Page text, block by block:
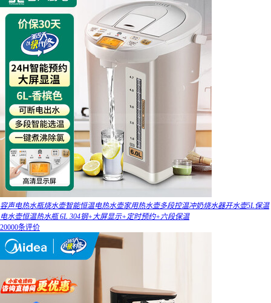
容声电热水瓶烧水壶智能恒温电热水壶家用热水壶多段控温冲奶烧水器开水壶5L保温
电水壶恒温热水瓶 6L 304钢+大屏显示+定时预约+六段保温
20000条评价